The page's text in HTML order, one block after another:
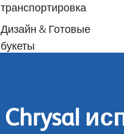
транспортировка
Дизайн & Готовые
букеты
Гигиена цветка
Chrysal